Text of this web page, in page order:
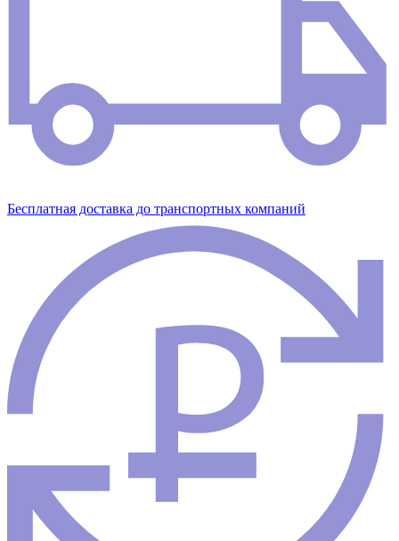
Бесплатная доставка до транспортных компаний